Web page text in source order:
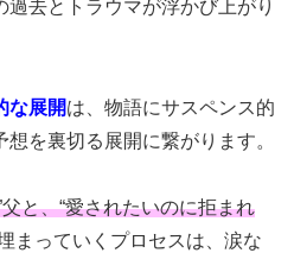
去とトラウマが浮かび上がり
な展開は、物語にサスペンス的
を裏切る展開に繋がります。
と、“愛されたいのに拒まれ
まっていくプロセスは、涙な